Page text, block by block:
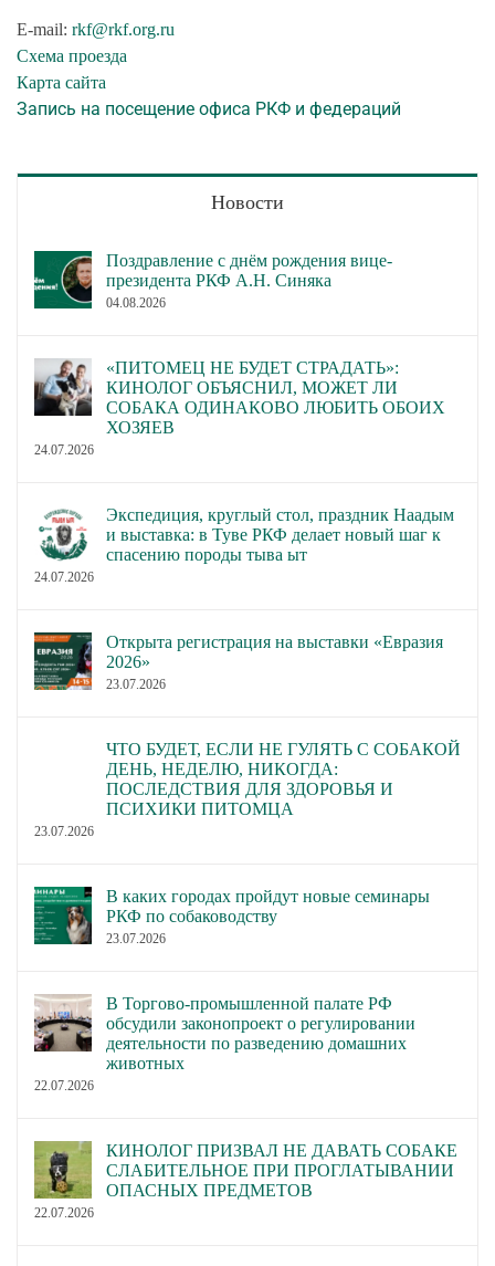
E-mail: rkf@rkf.org.ru
Схема проезда
Карта сайта
Запись на посещение офиса РКФ и федераций
Новости
Поздравление с днём рождения вице-
президента РКФ А.Н. Синяка
04.08.2026
«ПИТОМЕЦ НЕ БУДЕТ СТРАДАТЬ»:
КИНОЛОГ ОБЪЯСНИЛ, МОЖЕТ ЛИ
СОБАКА ОДИНАКОВО ЛЮБИТЬ ОБОИХ
ХОЗЯЕВ
24.07.2026
Экспедиция, круглый стол, праздник Наадым
и выставка: в Туве РКФ делает новый шаг к
спасению породы тыва ыт
24.07.2026
Открыта регистрация на выставки «Евразия
2026»
23.07.2026
ЧТО БУДЕТ, ЕСЛИ НЕ ГУЛЯТЬ С СОБАКОЙ
ДЕНЬ, НЕДЕЛЮ, НИКОГДА:
ПОСЛЕДСТВИЯ ДЛЯ ЗДОРОВЬЯ И
ПСИХИКИ ПИТОМЦА
23.07.2026
В каких городах пройдут новые семинары
РКФ по собаководству
23.07.2026
В Торгово-промышленной палате РФ
обсудили законопроект о регулировании
деятельности по разведению домашних
животных
22.07.2026
КИНОЛОГ ПРИЗВАЛ НЕ ДАВАТЬ СОБАКЕ
СЛАБИТЕЛЬНОЕ ПРИ ПРОГЛАТЫВАНИИ
ОПАСНЫХ ПРЕДМЕТОВ
22.07.2026